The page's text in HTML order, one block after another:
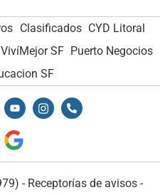
Clasificados CYD Litoral
VivíMejor SF Puerto Negocios
SF
- Receptorías de avisos -